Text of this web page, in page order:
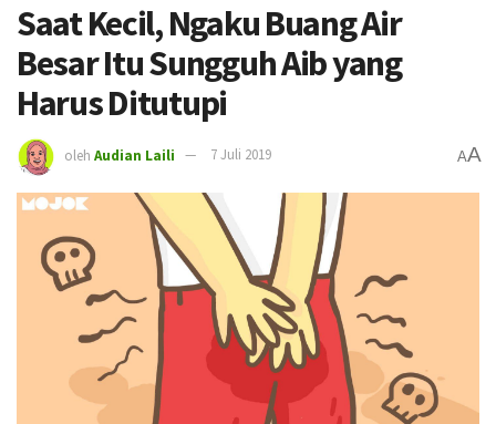
Saat Kecil, Ngaku Buang Air
Besar Itu Sungguh Aib yang
Harus Ditutupi
oleh Audian Laili 7 Juli 2019 AA